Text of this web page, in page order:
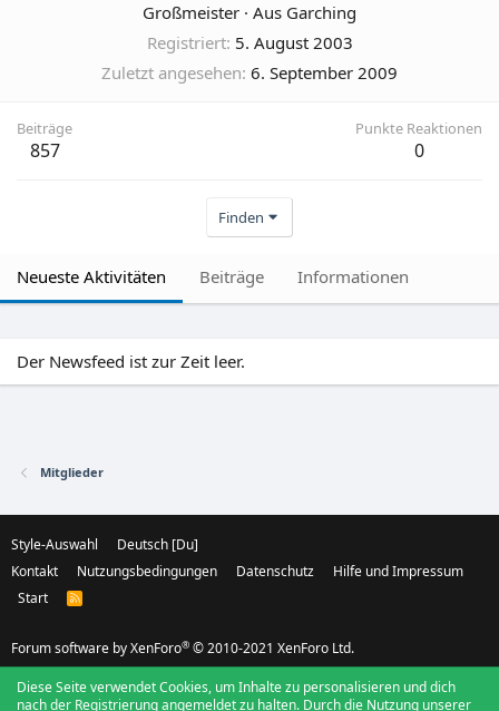
Großmeister · Aus Garching
Registriert 5. August 2003
Zuletzt angesehen 6. September 2009
Beiträge
857
Punkte Reaktionen
0
Finden
Neueste Aktivitäten Beiträge Informationen
Der Newsfeed ist zur Zeit leer.
Mitglieder
Style-Auswahl
Deutsch [Du]
Kontakt
Nutzungsbedingungen Datenschutz
Hilfe und Impressum
Start
R
S
Forum software by XenForo® © 2010-2021 XenForo Ltd.
Diese Seite verwendet Cookies, um Inhalte zu personalisieren und dich
nach der Registrierung angemeldet zu halten. Durch die Nutzung unserer